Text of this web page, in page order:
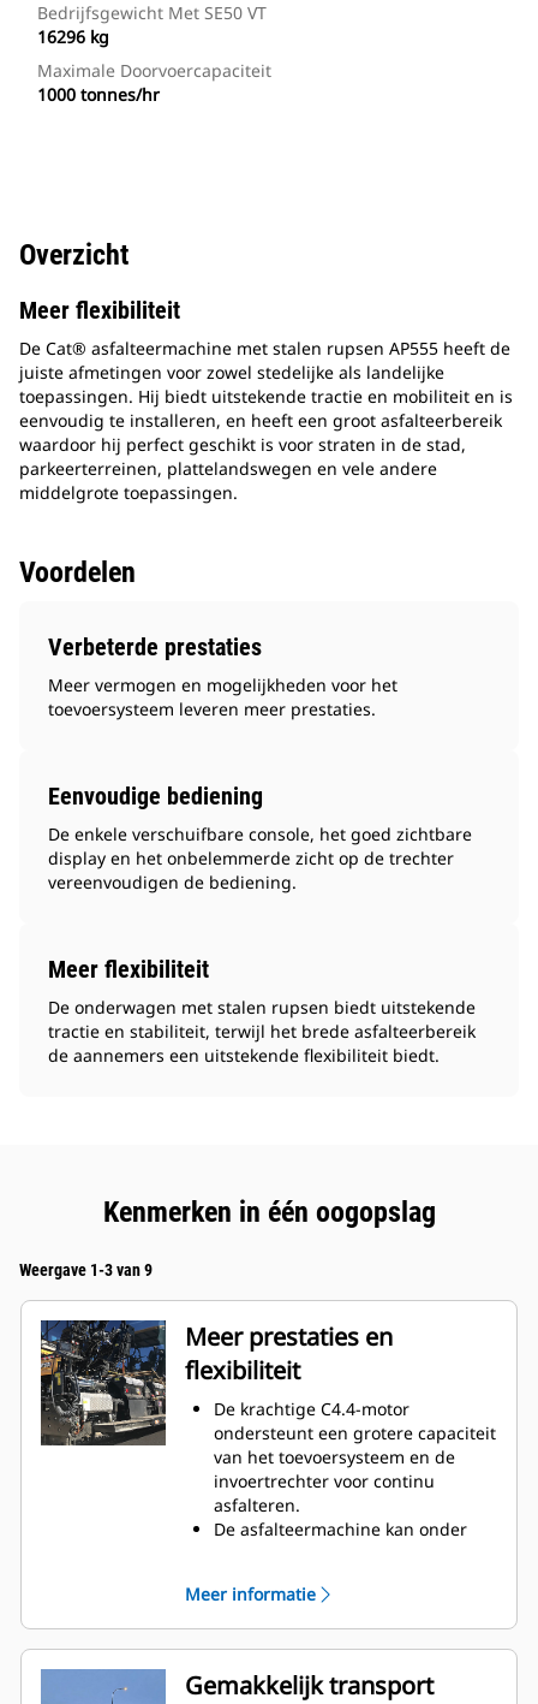
Bedrijfsgewicht Met SE50 VT
16296 kg
Maximale Doorvoercapaciteit
1000 tonnes/hr
Overzicht
Meer flexibiliteit
De Cat® asfalteermachine met stalen rupsen AP555 heeft de
juiste afmetingen voor zowel stedelijke als landelijke
toepassingen. Hij biedt uitstekende tractie en mobiliteit en is
eenvoudig te installeren, en heeft een groot asfalteerbereik
waardoor hij perfect geschikt is voor straten in de stad,
parkeerterreinen, plattelandswegen en vele andere
middelgrote toepassingen.
Voordelen
Verbeterde prestaties
Meer vermogen en mogelijkheden voor het
toevoersysteem leveren meer prestaties.
Eenvoudige bediening
De enkele verschuifbare console, het goed zichtbare
display en het onbelemmerde zicht op de trechter
vereenvoudigen de bediening.
Meer flexibiliteit
De onderwagen met stalen rupsen biedt uitstekende
tractie en stabiliteit, terwijl het brede asfalteerbereik
de aannemers een uitstekende flexibiliteit biedt.
Kenmerken in één oogopslag
Weergave 1-3 van 9
Meer prestaties en
flexibiliteit
De krachtige C4.4-motor
ondersteunt een grotere capaciteit
van het toevoersysteem en de
invoertrechter voor continu
asfalteren.
De asfalteermachine kan onder
retourrit
Standaard asfalteerbreedte met
de SE47 VT afwerkbalk is 2,4 - 4,7
m (7'10" - 15'4") met een maximale
breedte van 6,0 m (19'8")
Meer informatie
Gemakkelijk transport